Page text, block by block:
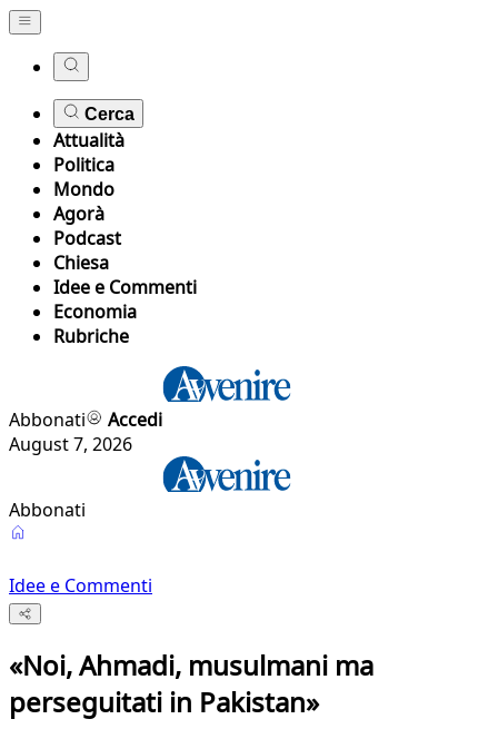
Cerca
Attualità
Politica
Mondo
Agorà
Podcast
Chiesa
Idee e Commenti
Economia
Rubriche
Abbonati
Accedi
August 7, 2026
Abbonati
Idee e Commenti
«Noi, Ahmadi, musulmani ma
perseguitati in Pakistan»